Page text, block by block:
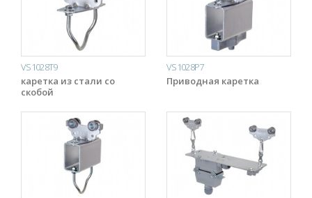
VS1028T9
каретка из стали со
скобой
VS1028P7
Приводная каретка